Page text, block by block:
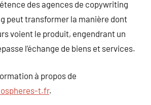
des agences de copywriting
peut transformer la manière dont
voient le produit, engendrant un
l’échange de biens et services.
à propos de
t.fr.